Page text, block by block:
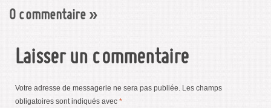
0 commentaire »
Laisser un commentaire
Votre adresse de messagerie ne sera pas publiée. Les champs
obligatoires sont indiqués avec *